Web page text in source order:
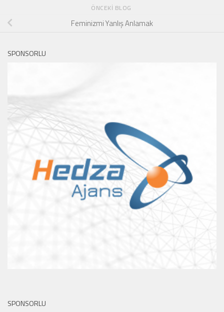
ÖNCEKI BLOG
Feminizmi Yanlış Anlamak
SPONSORLU
SPONSORLU